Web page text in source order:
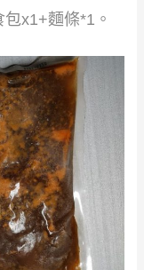
x1+麵條*1。